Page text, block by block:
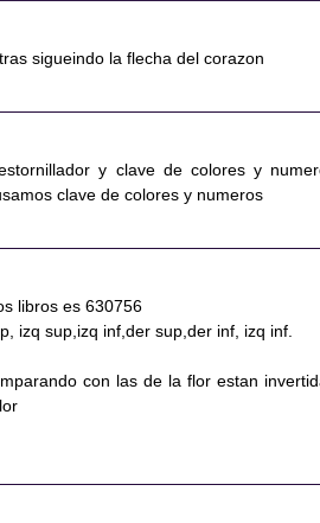
sigueindo la flecha del corazon
y clave de colores y
clave de colores y numeros
libros es 630756
izq sup,izq inf,der sup,der inf, izq inf.
con las de la flor estan